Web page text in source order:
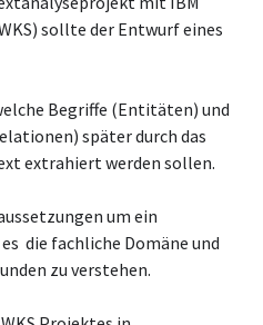
sollte der Entwurf eines
Begriffe (Entitäten) und
später durch das
extrahiert werden sollen.
um ein
die fachliche Domäne und
zu verstehen.